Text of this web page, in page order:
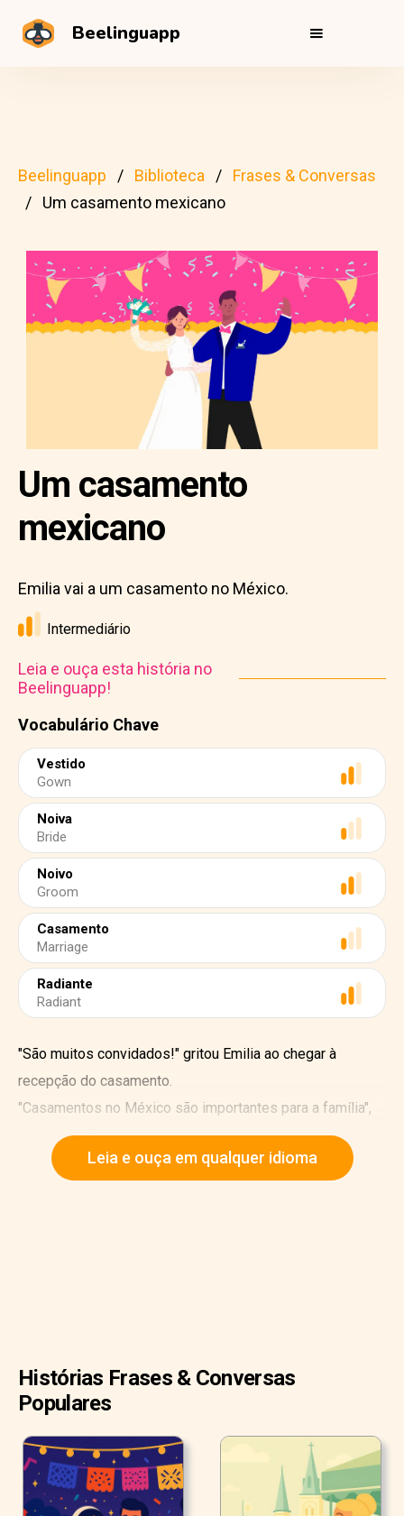
Beelinguapp
Beelinguapp Biblioteca
Frases & Conversas
Um casamento mexicano
Vocabulário Chave
Vestido
Gown
Noiva
Bride
Noivo
Groom
Casamento
Marriage
Radiante
Radiant
Um casamento
mexicano
Emilia vai a um casamento no México.
Intermediário
Leia e ouça esta história no
Beelinguapp!
"São muitos convidados!" gritou Emilia ao chegar à
recepção do casamento.
"Casamentos no México são importantes para a família",
respondeu Daniel.
Emilia viajou milhares de quilômetros para o casamento
Leia e ouça em qualquer idioma
Histórias Frases & Conversas
Populares